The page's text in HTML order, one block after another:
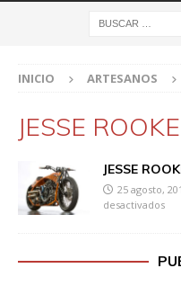
INICIO ARTESANOS
JESSE ROOKE
JESSE
25 agosto,
desactivados